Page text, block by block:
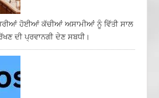
ਭਰੀਆਂ ਹੋਈਆਂ ਕੱਚੀਆਂ ਅਸਾਮੀਆਂ ਨੂੰ ਵਿੱਤੀ ਸਾਲ
ਦੀ ਪ੍ਰਵਾਨਗੀ ਦੇਣ ਸਬਧੀ।